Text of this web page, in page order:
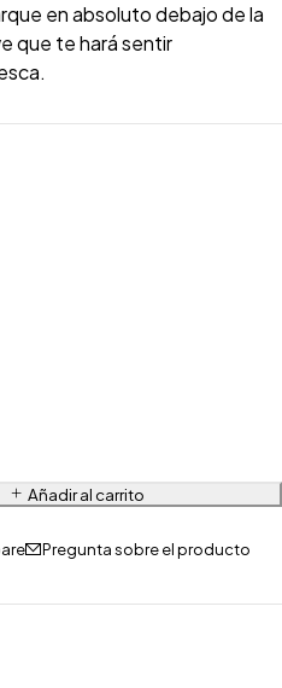
en absoluto debajo de la
que te hará sentir
Añadir al carrito
Pregunta sobre el producto